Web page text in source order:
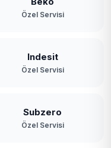
Özel Servisi
Indesit
Özel Servisi
Subzero
Özel Servisi